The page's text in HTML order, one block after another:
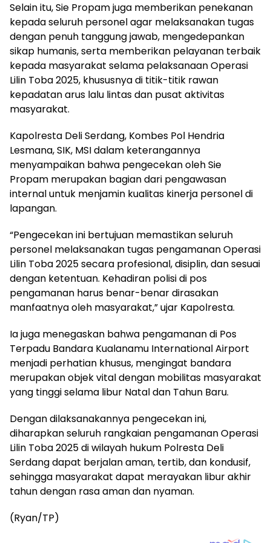
Selain itu, Sie Propam juga memberikan penekanan
kepada seluruh personel agar melaksanakan tugas
dengan penuh tanggung jawab, mengedepankan
sikap humanis, serta memberikan pelayanan terbaik
kepada masyarakat selama pelaksanaan Operasi
Lilin Toba 2025, khususnya di titik-titik rawan
kepadatan arus lalu lintas dan pusat aktivitas
masyarakat.
Kapolresta Deli Serdang, Kombes Pol Hendria
Lesmana, SIK, MSI dalam keterangannya
menyampaikan bahwa pengecekan oleh Sie
Propam merupakan bagian dari pengawasan
internal untuk menjamin kualitas kinerja personel di
lapangan.
“Pengecekan ini bertujuan memastikan seluruh
personel melaksanakan tugas pengamanan Operasi
Lilin Toba 2025 secara profesional, disiplin, dan sesuai
dengan ketentuan. Kehadiran polisi di pos
pengamanan harus benar-benar dirasakan
manfaatnya oleh masyarakat,” ujar Kapolresta.
Ia juga menegaskan bahwa pengamanan di Pos
Terpadu Bandara Kualanamu International Airport
menjadi perhatian khusus, mengingat bandara
merupakan objek vital dengan mobilitas masyarakat
yang tinggi selama libur Natal dan Tahun Baru.
Dengan dilaksanakannya pengecekan ini,
diharapkan seluruh rangkaian pengamanan Operasi
Lilin Toba 2025 di wilayah hukum Polresta Deli
Serdang dapat berjalan aman, tertib, dan kondusif,
sehingga masyarakat dapat merayakan libur akhir
tahun dengan rasa aman dan nyaman.
(Ryan/TP)